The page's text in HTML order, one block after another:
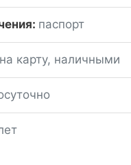
паспорт
на карту, наличными